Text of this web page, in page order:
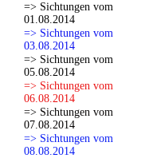
=> Sichtungen vom
01.08.2014
=> Sichtungen vom
03.08.2014
=> Sichtungen vom
05.08.2014
=> Sichtungen vom
06.08.2014
=> Sichtungen vom
07.08.2014
=> Sichtungen vom
08.08.2014